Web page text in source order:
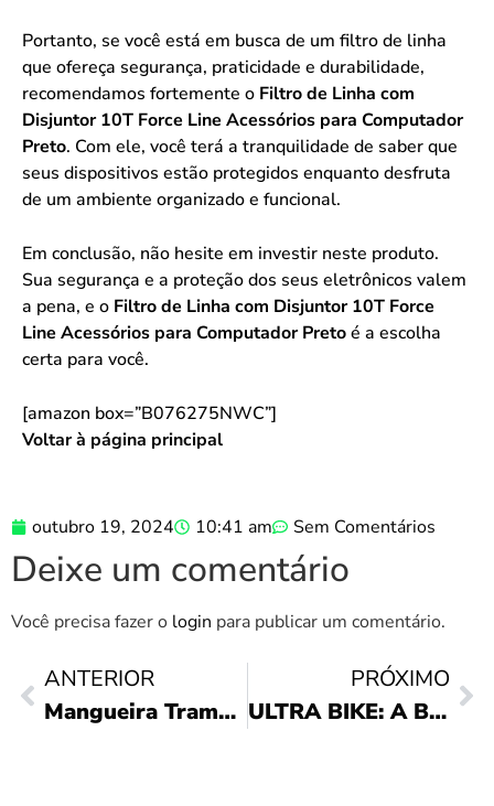
Portanto, se você está em busca de um filtro de linha
que ofereça segurança, praticidade e durabilidade,
recomendamos fortemente o Filtro de Linha com
Disjuntor 10T Force Line Acessórios para Computador
Preto. Com ele, você terá a tranquilidade de saber que
seus dispositivos estão protegidos enquanto desfruta
de um ambiente organizado e funcional.
Em conclusão, não hesite em investir neste produto.
Sua segurança e a proteção dos seus eletrônicos valem
a pena, e o Filtro de Linha com Disjuntor 10T Force
Line Acessórios para Computador Pretoé a escolha
certa para você.
[amazon box=”B076275NWC”]
Voltar à página principal
outubro 19, 2024 10:41 am Sem Comentários
Deixe um comentário
Você precisa fazer o login para publicar um comentário.
ANTERIOR
Mangueira Tramontina 30m: Praticidade no Jardim
PRÓXIMO
ULTRA BIKE: A Bicicleta Feminina Ideal para Você!